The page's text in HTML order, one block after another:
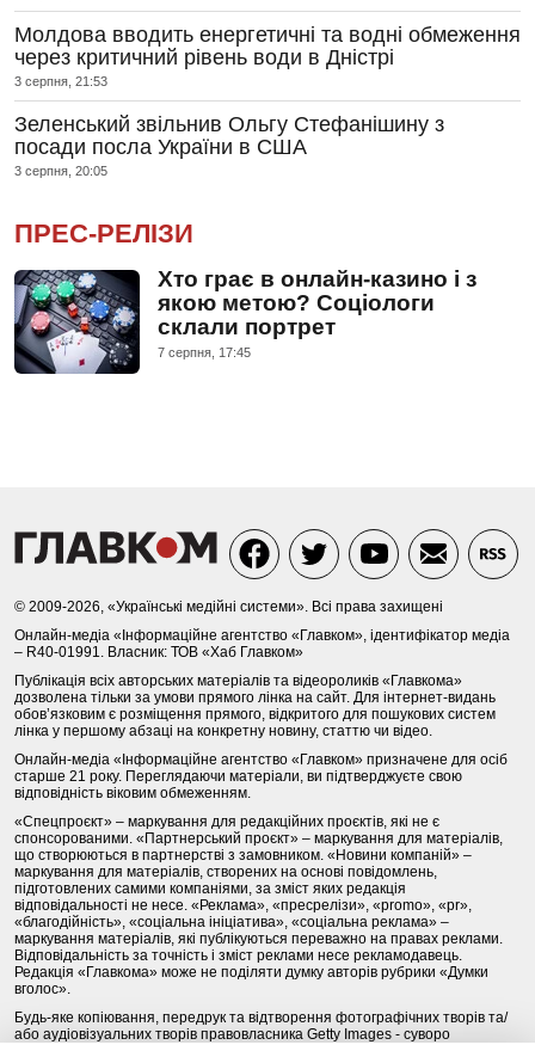
Молдова вводить енергетичні та водні обмеження
через критичний рівень води в Дністрі
3 серпня, 21:53
Зеленський звільнив Ольгу Стефанішину з
посади посла України в США
3 серпня, 20:05
ПРЕС-РЕЛІЗИ
Хто грає в онлайн-казино і з
якою метою? Соціологи
склали портрет
7 серпня, 17:45
© 2009-2026, «Українські медійні системи». Всі права захищені
Онлайн-медіа «Інформаційне агентство «Главком», ідентифікатор медіа
– R40-01991. Власник: ТОВ «Хаб Главком»
Публікація всіх авторських матеріалів та відеороликів «Главкома»
дозволена тільки за умови прямого лінка на сайт. Для інтернет-видань
обов’язковим є розміщення прямого, відкритого для пошукових систем
лінка у першому абзаці на конкретну новину, статтю чи відео.
Онлайн-медіа «Інформаційне агентство «Главком» призначене для осіб
старше 21 року. Переглядаючи матеріали, ви підтверджуєте свою
відповідність віковим обмеженням.
«Спецпроєкт» – маркування для редакційних проєктів, які не є
спонсорованими. «Партнерський проєкт» – маркування для матеріалів,
що створюються в партнерстві з замовником. «Новини компаній» –
маркування для матеріалів, створених на основі повідомлень,
підготовлених самими компаніями, за зміст яких редакція
відповідальності не несе. «Реклама», «пресрелізи», «promo», «pr»,
«благодійність», «соціальна ініціатива», «соціальна реклама» –
маркування матеріалів, які публікуються переважно на правах реклами.
Відповідальність за точність і зміст реклами несе рекламодавець.
Редакція «Главкома» може не поділяти думку авторів рубрики «Думки
вголос».
Будь-яке копіювання, передрук та відтворення фотографічних творів та/
або аудіовізуальних творів правовласника Getty Images - суворо